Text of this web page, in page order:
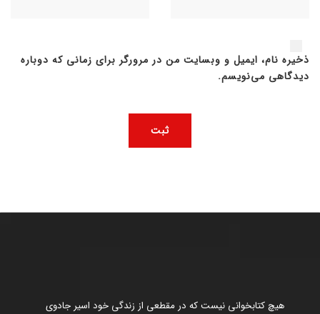
ذخیره نام، ایمیل و وبسایت من در مرورگر برای زمانی که دوباره
دیدگاهی می‌نویسم.
هیچ کتابخوانی نیست که در مقطعی از زندگی خود اسیر جادوی